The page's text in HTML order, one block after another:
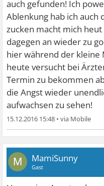
auch gefunden! Ich
Ablenkung hab ich auch
zucken macht mich
dagegen an wieder zu
hier während der kleine
heute versucht bei
Termin zu bekommen
die Angst wieder
aufwachsen zu sehen!
15.12.2016 15:48 •
M MamiSunny
Gast